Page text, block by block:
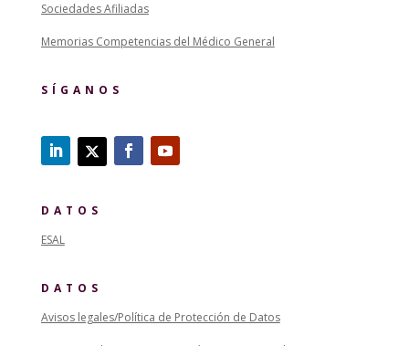
Sociedades Afiliadas
Memorias Competencias del Médico General
SÍGANOS
DATOS
ESAL
DATOS
Avisos legales/Política de Protección de Datos